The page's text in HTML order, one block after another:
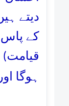
دیتے
کے پاس
ہوگا